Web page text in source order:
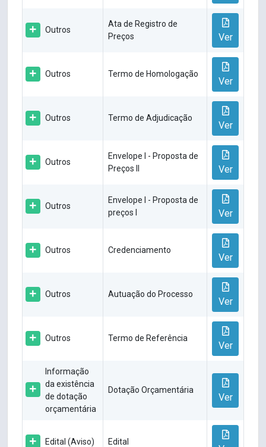
Outros
Ata de Registro de
Preços
Ver
Outros Termo de Homologação
Ver
Outros Termo de Adjudicação
Ver
Outros
Envelope I - Proposta de
Preços II
Ver
Outros
Envelope I - Proposta de
preços I
Ver
Outros Credenciamento
Ver
Outros Autuação do Processo
Ver
Outros Termo de Referência
Ver
Informação
da existência
de dotação
orçamentária
Dotação Orçamentária
Ver
Edital (Aviso) Edital